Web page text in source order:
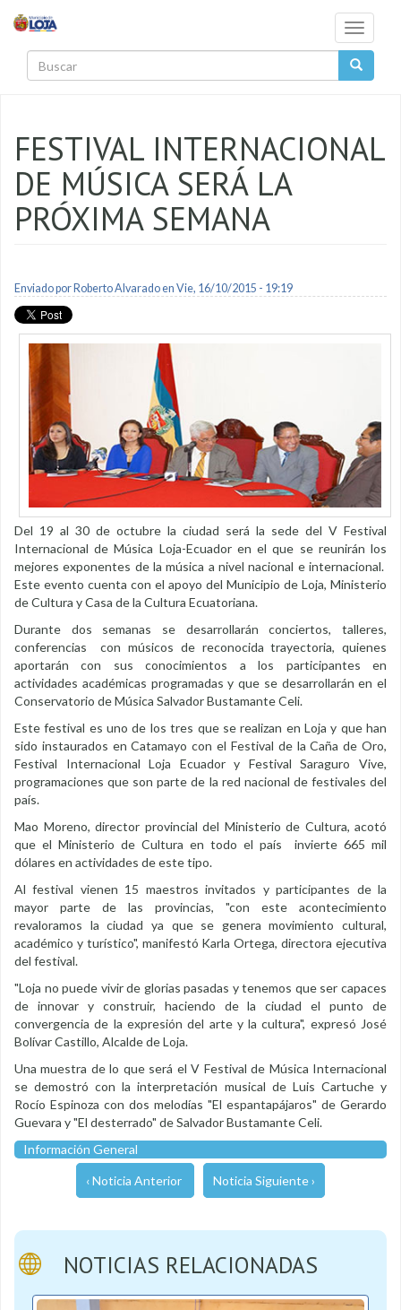
Toggle
FESTIVAL INTERNACIONAL
DE MÚSICA SERÁ LA
PRÓXIMA SEMANA
Enviado por Roberto Alvaradoen Vie, 16/10/2015 - 19:19
Del 19 al 30 de octubre la ciudad será la sede del V Festival
Internacional de Música Loja-Ecuador en el que se reunirán los
mejores exponentes de la música a nivel nacional e internacional.
Este evento cuenta con el apoyo del Municipio de Loja, Ministerio
de Cultura y Casa de la Cultura Ecuatoriana.
Durante dos semanas se desarrollarán conciertos, talleres,
conferencias con músicos de reconocida trayectoria, quienes
aportarán con sus conocimientos a los participantes en
actividades académicas programadas y que se desarrollarán en el
Conservatorio de Música Salvador Bustamante Celi.
Este festival es uno de los tres que se realizan en Loja y que han
sido instaurados en Catamayo con el Festival de la Caña de Oro,
Festival Internacional Loja Ecuador y Festival Saraguro Vive,
programaciones que son parte de la red nacional de festivales del
país.
Mao Moreno, director provincial del Ministerio de Cultura, acotó
que el Ministerio de Cultura en todo el país invierte 665 mil
dólares en actividades de este tipo.
Al festival vienen 15 maestros invitados y participantes de la
mayor parte de las provincias, "con este acontecimiento
revaloramos la ciudad ya que se genera movimiento cultural,
académico y turístico", manifestó Karla Ortega, directora ejecutiva
del festival.
"Loja no puede vivir de glorias pasadas y tenemos que ser capaces
de innovar y construir, haciendo de la ciudad el punto de
convergencia de la expresión del arte y la cultura", expresó José
Bolívar Castillo, Alcalde de Loja.
Una muestra de lo que será el V Festival de Música Internacional
se demostró con la interpretación musical de Luis Cartuche y
Rocío Espinoza con dos melodías "El espantapájaros" de Gerardo
Guevara y "El desterrado" de Salvador Bustamante Celi.
Información General
‹ Noticia Anterior Noticia Siguiente ›
NOTICIAS RELACIONADAS